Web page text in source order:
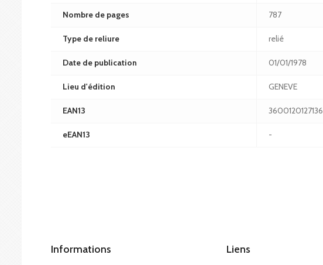
Nombre de pages 787
Type de reliure relié
Date de publication 01/01/1978
Lieu d'édition GENEVE
EAN13 3600120127136
eEAN13 -
Informations Liens